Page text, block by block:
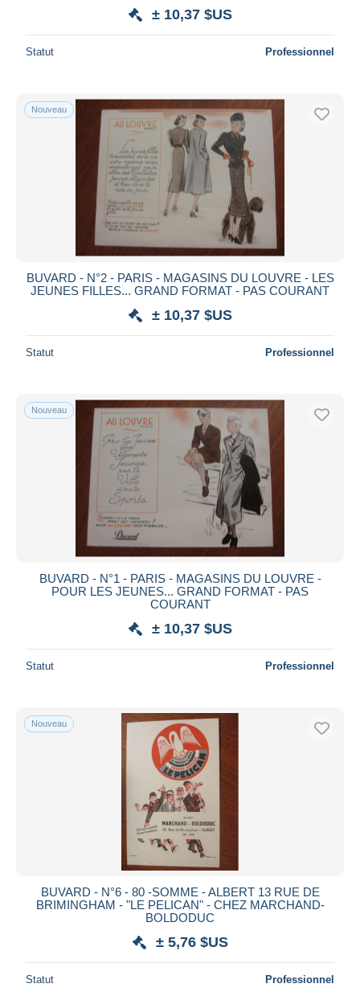
± 10,37 $US
Statut Professionnel
Nouveau
BUVARD - N°2 - PARIS - MAGASINS DU LOUVRE - LES
JEUNES FILLES... GRAND FORMAT - PAS COURANT
± 10,37 $US
Statut Professionnel
Nouveau
BUVARD - N°1 - PARIS - MAGASINS DU LOUVRE -
POUR LES JEUNES... GRAND FORMAT - PAS
COURANT
± 10,37 $US
Statut Professionnel
Nouveau
BUVARD - N°6 - 80 -SOMME - ALBERT 13 RUE DE
BRIMINGHAM - "LE PELICAN" - CHEZ MARCHAND-
BOLDODUC
± 5,76 $US
Statut Professionnel